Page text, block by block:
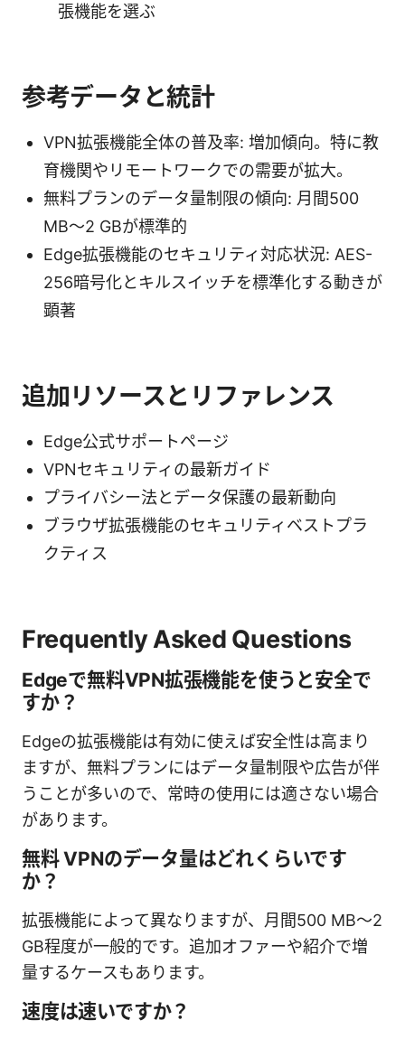
張機能を選ぶ
参考データと統計
VPN拡張機能全体の普及率: 増加傾向。特に教
育機関やリモートワークでの需要が拡大。
無料プランのデータ量制限の傾向: 月間500
MB〜2 GBが標準的
Edge拡張機能のセキュリティ対応状況: AES-
256暗号化とキルスイッチを標準化する動きが
顕著
追加リソースとリファレンス
Edge公式サポートページ
VPNセキュリティの最新ガイド
プライバシー法とデータ保護の最新動向
ブラウザ拡張機能のセキュリティベストプラ
クティス
Frequently Asked Questions
Edgeで無料VPN拡張機能を使うと安全で
すか？
Edgeの拡張機能は有効に使えば安全性は高まり
ますが、無料プランにはデータ量制限や広告が伴
うことが多いので、常時の使用には適さない場合
があります。
無料 VPNのデータ量はどれくらいです
か？
拡張機能によって異なりますが、月間500 MB〜2
GB程度が一般的です。追加オファーや紹介で増
量するケースもあります。
速度は速いですか？